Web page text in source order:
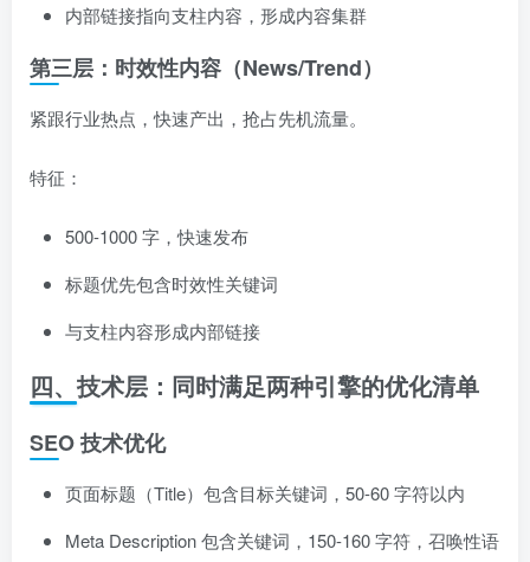
内部链接指向支柱内容，形成内容集群
第三层：时效性内容（News/Trend）
紧跟行业热点，快速产出，抢占先机流量。
特征：
500-1000 字，快速发布
标题优先包含时效性关键词
与支柱内容形成内部链接
四、技术层：同时满足两种引擎的优化清单
SEO 技术优化
页面标题（Title）包含目标关键词，50-60 字符以内
Meta Description 包含关键词，150-160 字符，召唤性语